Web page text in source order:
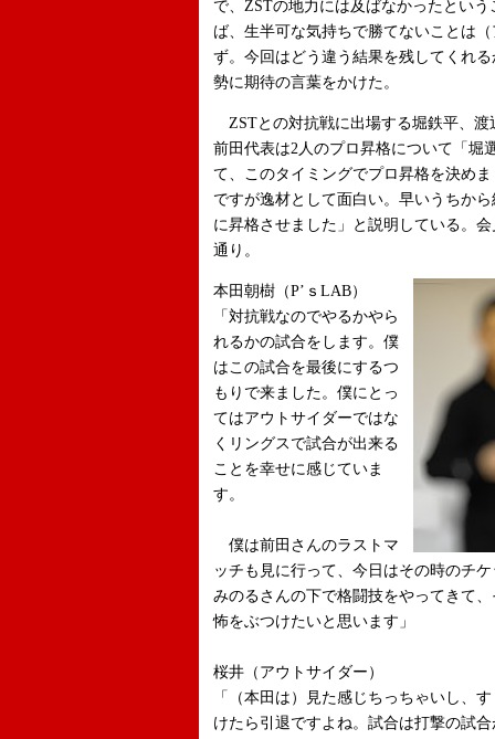
で、ZSTの地力には及ばなかったとい
ば、生半可な気持ちで勝てないことは
ず。今回はどう違う結果を残してくれ
勢に期待の言葉をかけた。
ZSTとの対抗戦に出場する堀鉄平、渡
前田代表は2人のプロ昇格について「堀
て、このタイミングでプロ昇格を決め
ですが逸材として面白い。早いうちか
に昇格させました」と説明している。
通り。
本田朝樹（P’ｓLAB）
「対抗戦なのでやるかやら
れるかの試合をします。僕
はこの試合を最後にするつ
もりで来ました。僕にとっ
てはアウトサイダーではな
くリングスで試合が出来る
ことを幸せに感じていま
す。
僕は前田さんのラストマ
ッチも見に行って、今日はその時のチ
みのるさんの下で格闘技をやってきて
怖をぶつけたいと思います」
桜井（アウトサイダー）
「（本田は）見た感じちっちゃいし、
けたら引退ですよね。試合は打撃の試